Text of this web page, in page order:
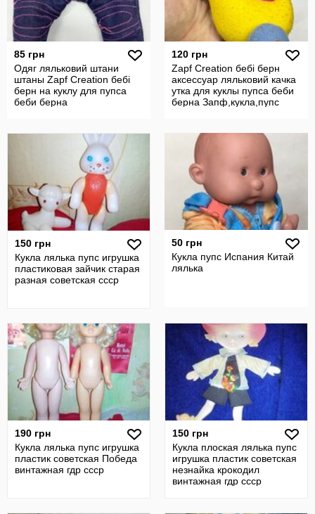
85 грн
Одяг ляльковий штани
штаны Zapf Creation бебі
берн на куклу для пупса
беби берна
120 грн
Zapf Creation бебі берн
аксессуар ляльковий качка
утка для куклы пупса беби
берна Запф,кукла,пупс
150 грн
Кукла лялька пупс игрушка
пластиковая зайчик старая
разная советская ссср
50 грн
Кукла пупс Испания Китай
лялька
190 грн
Кукла лялька пупс игрушка
пластик советская Победа
винтажная гдр ссср
150 грн
Кукла плоская лялька пупс
игрушка пластик советская
незнайка крокодил
винтажная гдр ссср